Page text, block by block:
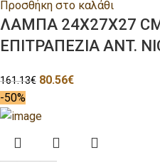
Προσθήκη στο καλάθι
ΛΑΜΠΑ 24X27X27
ΕΠΙΤΡΑΠΕΖΙΑ ANT.
161.13€ 80.56€
-50%